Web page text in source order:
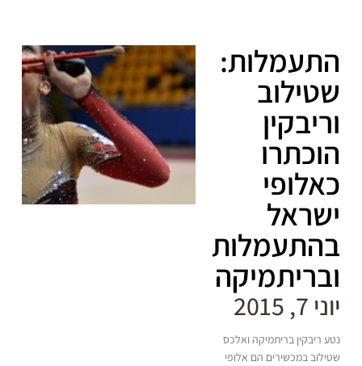
התעמלות:
שטילוב
וריבקין
הוכתרו
כאלופי
ישראל
בהתעמלות
ובריתמיקה
יוני 7, 2015
נטע ריבקין בריתמיקה ואלכס
שטילוב במכשירים הם אלופי